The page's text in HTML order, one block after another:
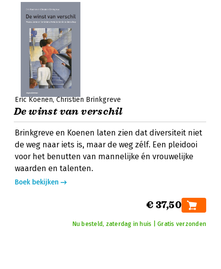
Eric Koenen Christien Brinkgreve
De winst van verschil
Brinkgreve en Koenen laten zien dat diversiteit niet
de weg naar iets is, maar de weg zélf. Een pleidooi
voor het benutten van mannelijke én vrouwelijke
waarden en talenten.
Boek bekijken
€ 37,50
Nu besteld, zaterdag in huis | Gratis verzonden